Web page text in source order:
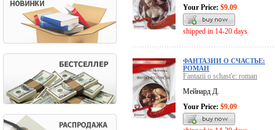
Your Price: $9.09
shipped in 14-20 days
ФАНТАЗИИ О СЧАСТЬЕ:
РОМАН
Fantazii o schast'e: roman
Мейнард Д.
Your Price: $9.09